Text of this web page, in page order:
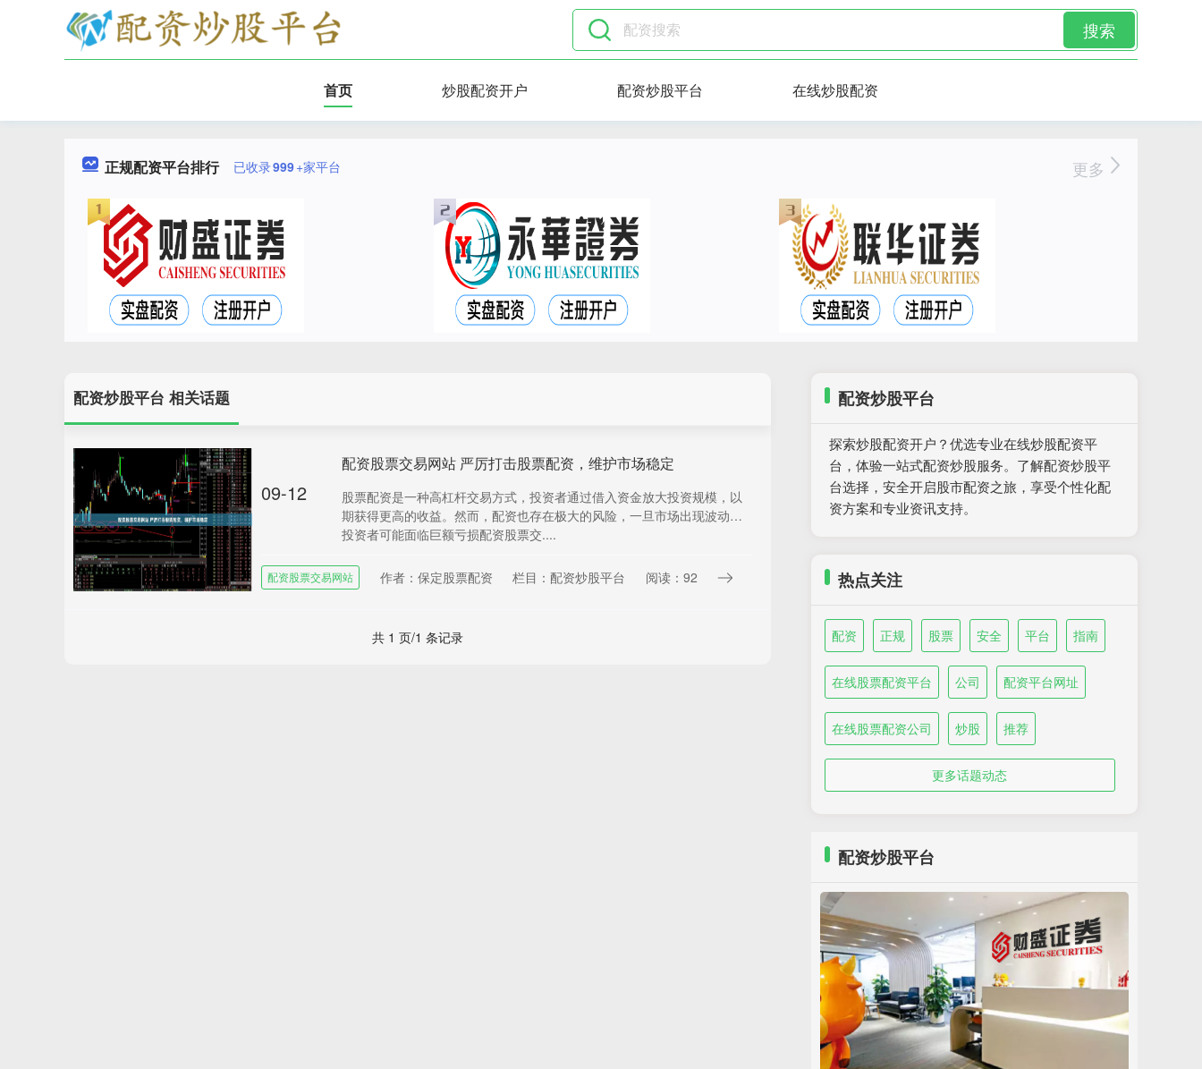
搜索
首页 炒股配资开户 配资炒股平台 在线炒股配资
正规配资平台排行 已收录999+家平台 更多
配资炒股平台 相关话题
09-12
配资股票交易网站 严厉打击股票配资，维护市场稳定
股票配资是一种高杠杆交易方式，投资者通过借入资金放大投资规模，以
期获得更高的收益。然而，配资也存在极大的风险，一旦市场出现波动，
投资者可能面临巨额亏损配资股票交....
配资股票交易网站 作者：保定股票配资 栏目：配资炒股平台 阅读：92
共 1 页/1 条记录
配资炒股平台
探索炒股配资开户？优选专业在线炒股配资平
台，体验一站式配资炒股服务。了解配资炒股平
台选择，安全开启股市配资之旅，享受个性化配
资方案和专业资讯支持。
热点关注
配资 正规 股票 安全 平台 指南
在线股票配资平台 公司 配资平台网址
在线股票配资公司 炒股 推荐
更多话题动态
配资炒股平台